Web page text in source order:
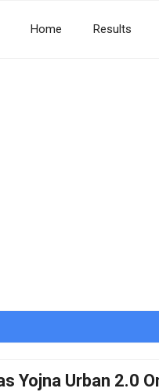
Home Results
Yojna Urban 2.0